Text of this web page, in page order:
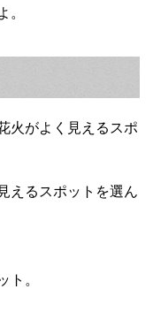
。
火がよく見えるスポ
えるスポットを選ん
ト。